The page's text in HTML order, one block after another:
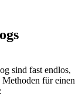
sind fast endlos,
für einen